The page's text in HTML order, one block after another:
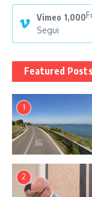
Vimeo 1,000
Segui
Featured Posts
1
2